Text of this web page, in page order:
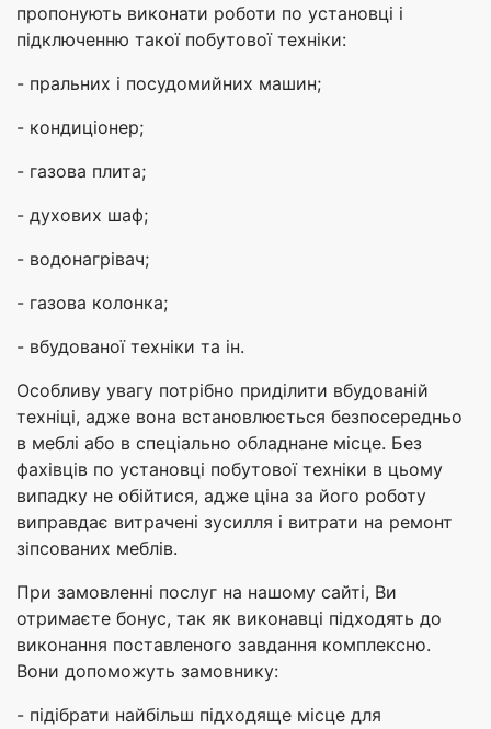
пропонують виконати роботи по установці і
підключенню такої побутової техніки:
- пральних і посудомийних машин;
- кондиціонер;
- газова плита;
- духових шаф;
- водонагрівач;
- газова колонка;
- вбудованої техніки та ін.
Особливу увагу потрібно приділити вбудованій
техніці, адже вона встановлюється безпосередньо
в меблі або в спеціально обладнане місце. Без
фахівців по установці побутової техніки в цьому
випадку не обійтися, адже ціна за його роботу
виправдає витрачені зусилля і витрати на ремонт
зіпсованих меблів.
При замовленні послуг на нашому сайті, Ви
отримаєте бонус, так як виконавці підходять до
виконання поставленого завдання комплексно.
Вони допоможуть замовнику:
- підібрати найбільш підходяще місце для